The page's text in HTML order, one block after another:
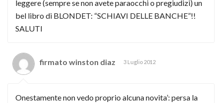
leggere (sempre se non avete paraocchi o pregiudizi) un
bel libro di BLONDET: “SCHIAVI DELLE BANCHE”!!
SALUTI
firmato winston diaz 3 Luglio 2012
Onestamente non vedo proprio alcuna novita’: persa la